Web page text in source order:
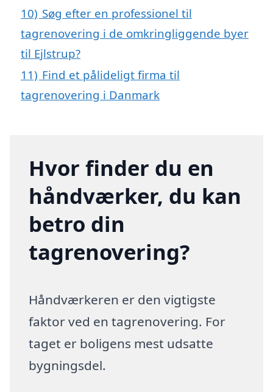
10) Søg efter en professionel til
tagrenovering i de omkringliggende byer
til Ejlstrup?
11) Find et pålideligt firma til
tagrenovering i Danmark
Hvor finder du en
håndværker, du kan
betro din
tagrenovering?
Håndværkeren er den vigtigste
faktor ved en tagrenovering. For
taget er boligens mest udsatte
bygningsdel.